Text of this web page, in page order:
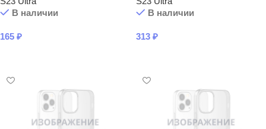
В наличии
165 ₽
В наличии
313 ₽